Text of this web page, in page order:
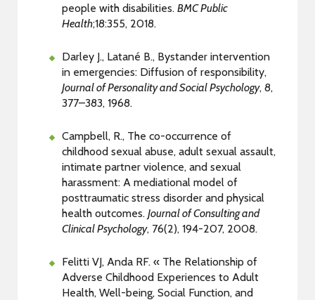
people with disabilities. BMC Public
Health;18:355, 2018.
Darley J., Latané B., Bystander intervention
in emergencies: Diffusion of responsibility,
Journal of Personality and Social Psychology, 8,
377–383, 1968.
Campbell, R., The co-occurrence of
childhood sexual abuse, adult sexual assault,
intimate partner violence, and sexual
harassment: A mediational model of
posttraumatic stress disorder and physical
health outcomes. Journal of Consulting and
Clinical Psychology, 76(2), 194-207, 2008.
Felitti VJ, Anda RF. « The Relationship of
Adverse Childhood Experiences to Adult
Health, Well-being, Social Function, and